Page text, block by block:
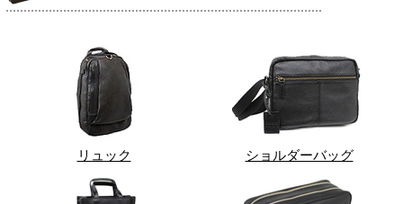
リュック ショルダーバッグ